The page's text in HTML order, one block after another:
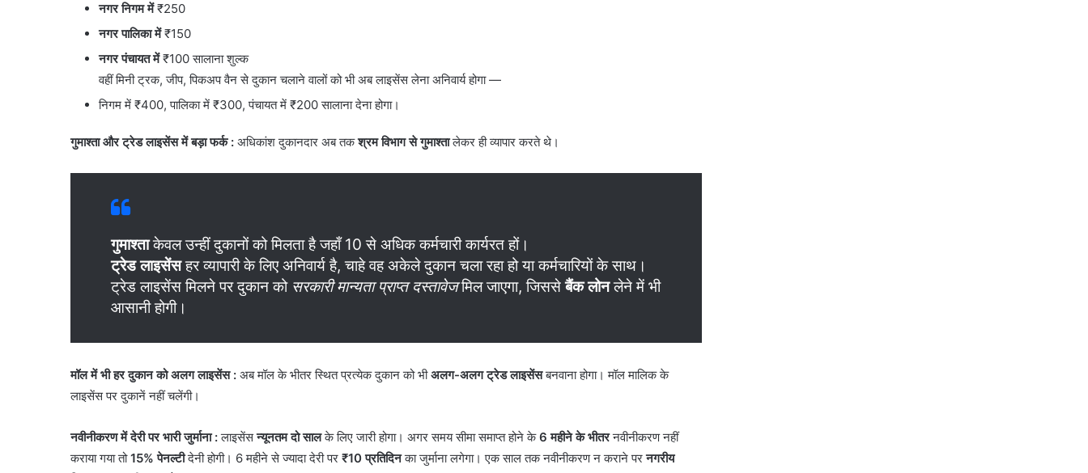
नगर निगम में₹250
नगर पालिका में₹150
नगर पंचायत में₹100 सालाना शुल्क
वहीं मिनी ट्रक, जीप, पिकअप वैन से दुकान चलाने वालों को भी अब लाइसेंस लेना अनिवार्य होगा —
निगम में ₹400, पालिका में ₹300, पंचायत में ₹200 सालाना देना होगा।
गुमाश्ता और ट्रेड लाइसेंस में बड़ा फर्क : अधिकांश दुकानदार अब तकश्रम विभाग से गुमाश्तालेकर ही व्यापार करते थे।
गुमाश्ताकेवल उन्हीं दुकानों को मिलता है जहाँ 10 से अधिक कर्मचारी कार्यरत हों।
ट्रेड लाइसेंसहर व्यापारी के लिए अनिवार्य है, चाहे वह अकेले दुकान चला रहा हो या कर्मचारियों के साथ।
ट्रेड लाइसेंस मिलने पर दुकान को सरकारी मान्यता प्राप्त दस्तावेजमिल जाएगा, जिससेबैंक लोनलेने में भी
आसानी होगी।
मॉल में भी हर दुकान को अलग लाइसेंस : अब मॉल के भीतर स्थित प्रत्येक दुकान को भीअलग-अलग ट्रेड लाइसेंसबनवाना होगा। मॉल मालिक के
लाइसेंस पर दुकानें नहीं चलेंगी।
नवीनीकरण में देरी पर भारी जुर्माना :लाइसेंसन्यूनतम दो सालके लिए जारी होगा। अगर समय सीमा समाप्त होने के6 महीने के भीतरनवीनीकरण नहीं
कराया गया तो15% पेनल्टीदेनी होगी। 6 महीने से ज्यादा देरी पर ₹10 प्रतिदिनका जुर्माना लगेगा। एक साल तक नवीनीकरण न कराने परनगरीय